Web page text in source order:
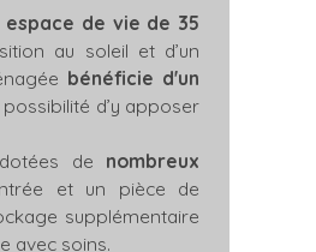
espace de vie de 35
au soleil et d’un
bénéficie d'un
d’y apposer
de nombreux
et un pièce de
supplémentaire
avec soins.